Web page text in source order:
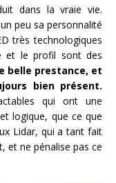
dans la vraie vie.
peu sa personnalité
très technologiques
et le profil sont des
belle prestance, et
bien présent.
qui ont une
logique, que ce que
Lidar, qui a tant fait
et ne pénalise pas ce